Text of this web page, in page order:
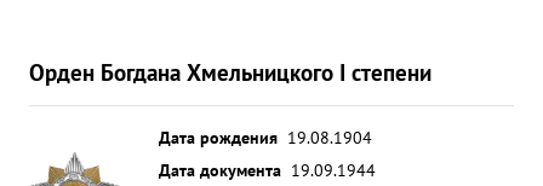
Орден Богдана Хмельницкого I степени
Дата рождения 19.08.1904
Дата документа 19.09.1944